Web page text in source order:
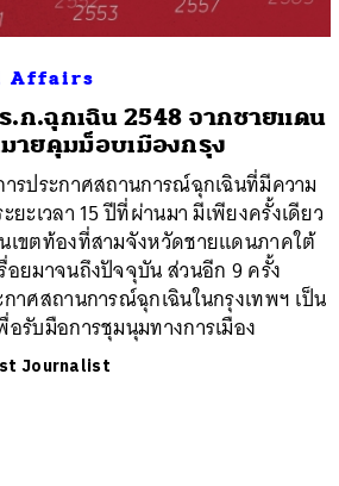
Affairs
.ก.ฉุกเฉิน 2548 จากชายแดน
ายคุมม็อบเมืองกรุง
รประกาศสถานการณ์ฉุกเฉินที่มีความ
ยะเวลา 15 ปีที่ผ่านมา มีเพียงครั้งเดียว
เขตท้องที่สามจังหวัดชายแดนภาคใต้
อยมาจนถึงปัจจุบัน ส่วนอีก 9 ครั้ง
กาศสถานการณ์ฉุกเฉินในกรุงเทพฯ เป็น
รับมือการชุมนุมทางการเมือง
Journalist